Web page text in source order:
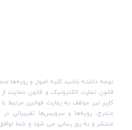
توجه داشته باشید کلیه اصول و رویه‏‌ها
قانون تجارت الکترونیک و قانون حمایت
کاربر نیز موظف به رعایت قوانین مرتبط
مندرج، رویه‏‌ها و سرویس‏‌ها تغییراتی
منتشر و به روز رسانی می شود و شما